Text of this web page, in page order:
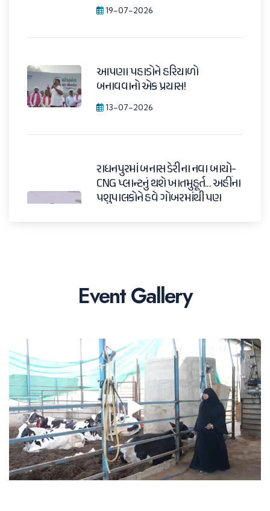
19-07-2026
આપણા પહાડોને હરિયાળો
બનાવવાનો એક પ્રયાસ!
13-07-2026
રાધનપુરમાં બનાસ ડેરીના નવા બાયો-
CNG પ્લાન્ટનું થશે ખાતમુહૂર્ત... અહીંના
પશુપાલકોને હવે ગોબરમાંથી પણ
વર્ષ કેવા હશે તેના વિશે ચેરમેન શ્રી
શંકરભાઈ ચૌધરીએ શું કહ્યું!
06-07-2026
Read More
Event Gallery
▶